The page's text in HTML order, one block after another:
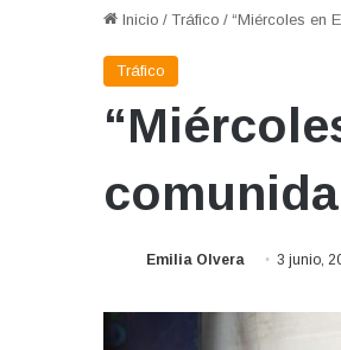
Inicio / Tráfico / “Miércoles en
Tráfico
Emilia Olvera 3 junio,